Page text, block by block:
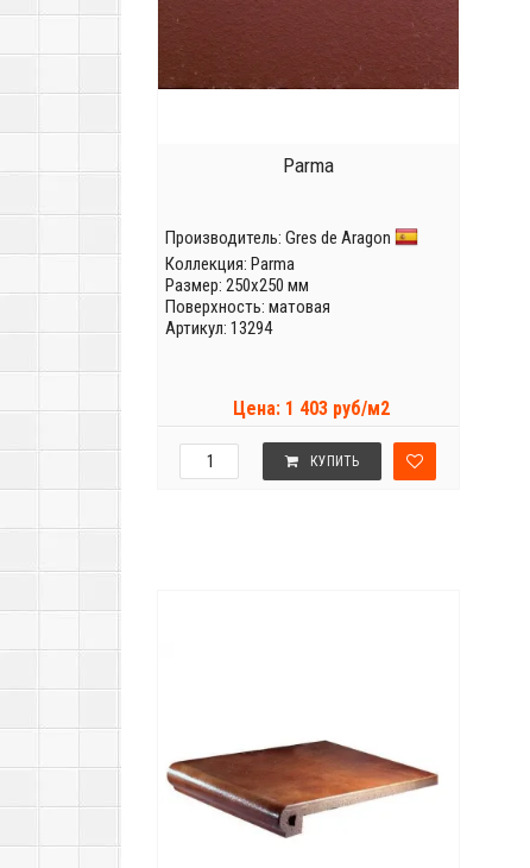
Parma
Производитель: Gres de Aragon
Коллекция: Parma
Размер: 250x250 мм
Поверхность: матовая
Артикул: 13294
Цена: 1 403 руб/м2
КУПИТЬ